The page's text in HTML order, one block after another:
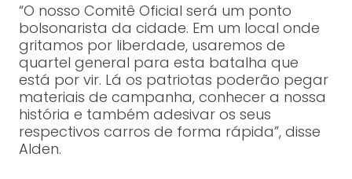
“O nosso Comitê Oficial será um ponto
bolsonarista da cidade. Em um local onde
gritamos por liberdade, usaremos de
quartel general para esta batalha que
está por vir. Lá os patriotas poderão pegar
materiais de campanha, conhecer a nossa
história e também adesivar os seus
respectivos carros de forma rápida”, disse
Alden.